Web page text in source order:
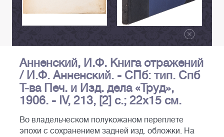
Анненский, И.Ф. Книга отражений
/ И.Ф. Анненский. - СПб: тип. Спб
Т-ва Печ. и Изд. дела «Труд»,
1906. - IV, 213, [2] с.; 22х15 см.
Во владельческом полукожаном переплете
эпохи с сохранением задней изд. обложки. На